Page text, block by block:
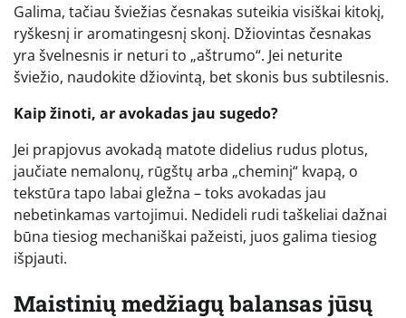
Galima, tačiau šviežias česnakas suteikia visiškai kitokį,
ryškesnį ir aromatingesnį skonį. Džiovintas česnakas
yra švelnesnis ir neturi to „aštrumo“. Jei neturite
šviežio, naudokite džiovintą, bet skonis bus subtilesnis.
Kaip žinoti, ar avokadas jau sugedo?
Jei prapjovus avokadą matote didelius rudus plotus,
jaučiate nemalonų, rūgštų arba „cheminį“ kvapą, o
tekstūra tapo labai gležna – toks avokadas jau
nebetinkamas vartojimui. Nedideli rudi taškeliai dažnai
būna tiesiog mechaniškai pažeisti, juos galima tiesiog
išpjauti.
Maistinių medžiagų balansas jūsų